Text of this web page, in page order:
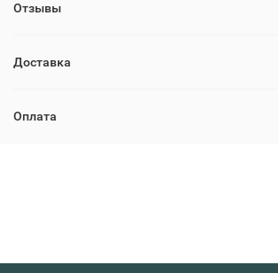
Отзывы
Доставка
Оплата